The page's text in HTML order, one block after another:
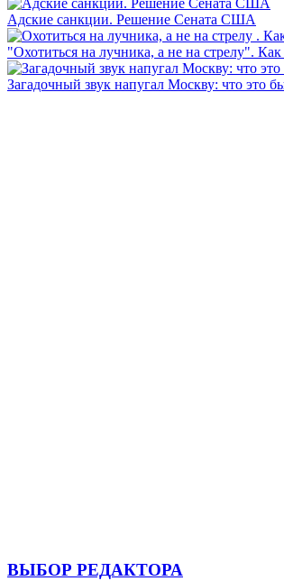
Адские санкции. Решение Сената США
"Охотиться на лучника, а не на стрелу".
Загадочный звук напугал Москву: что это
ВЫБОР РЕДАКТОРА